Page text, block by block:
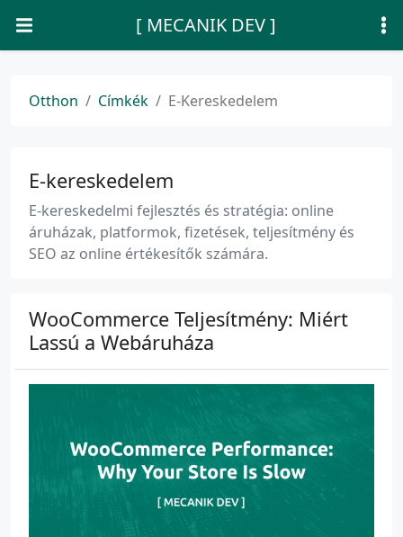
[ MECANIK DEV ]
Otthon Címkék E-Kereskedelem
E-kereskedelem
E-kereskedelmi fejlesztés és stratégia: online
áruházak, platformok, fizetések, teljesítmény és
SEO az online értékesítők számára.
WooCommerce Teljesítmény: Miért
Lassú a Webáruháza